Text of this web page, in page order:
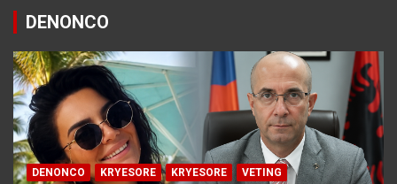
DENONCO
DENONCO KRYESORE KRYESORE VETING